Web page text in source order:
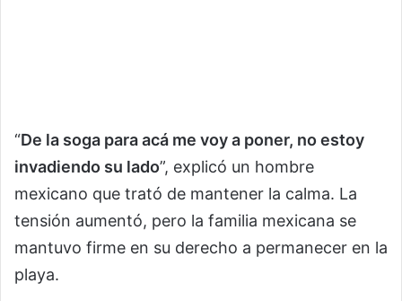
“De la soga para acá me voy a poner, no estoy
invadiendo su lado”, explicó un hombre
mexicano que trató de mantener la calma. La
tensión aumentó, pero la familia mexicana se
mantuvo firme en su derecho a permanecer en la
playa.